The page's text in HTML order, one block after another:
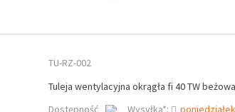
TU-RZ-002
Tuleja wentylacyjna okrągła fi 40 TW
Dostępność
Wysyłka*: poniedziałek